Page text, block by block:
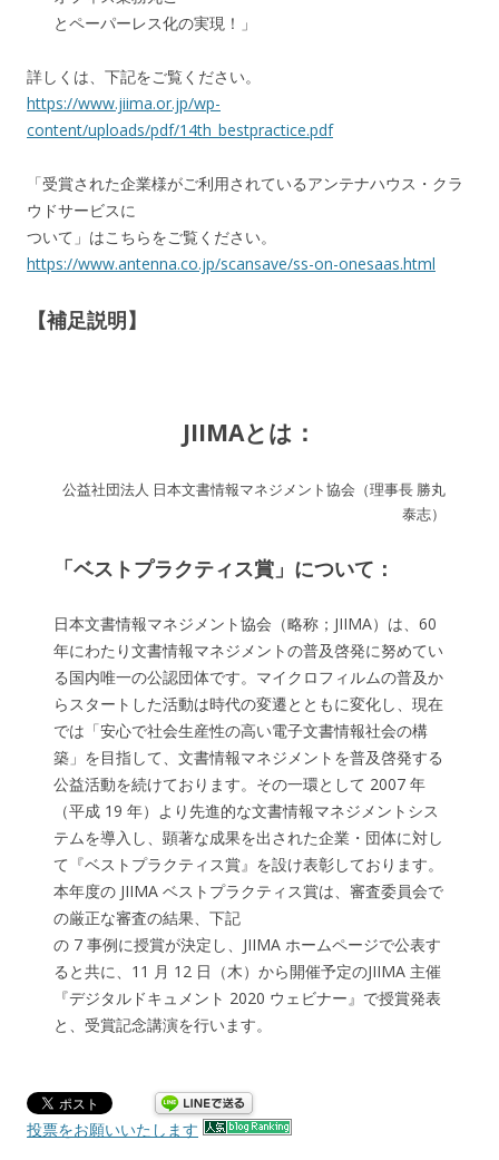
とペーパーレス化の実現！」
詳しくは、下記をご覧ください。
https://www.jiima.or.jp/wp-
content/uploads/pdf/14th_bestpractice.pdf
「受賞された企業様がご利用されているアンテナハウス・クラ
ウドサービスに
ついて」はこちらをご覧ください。
https://www.antenna.co.jp/scansave/ss-on-onesaas.html
【補足説明】
JIIMAとは：
公益社団法人 日本文書情報マネジメント協会（理事長 勝丸
泰志）
「ベストプラクティス賞」について：
日本文書情報マネジメント協会（略称；JIIMA）は、60
年にわたり文書情報マネジメントの普及啓発に努めてい
る国内唯一の公認団体です。マイクロフィルムの普及か
らスタートした活動は時代の変遷とともに変化し、現在
では「安心で社会生産性の高い電子文書情報社会の構
築」を目指して、文書情報マネジメントを普及啓発する
公益活動を続けております。その一環として 2007 年
（平成 19 年）より先進的な文書情報マネジメントシス
テムを導入し、顕著な成果を出された企業・団体に対し
て『ベストプラクティス賞』を設け表彰しております。
本年度の JIIMA ベストプラクティス賞は、審査委員会で
の厳正な審査の結果、下記
の 7 事例に授賞が決定し、JIIMA ホームページで公表す
ると共に、11 月 12 日（木）から開催予定のJIIMA 主催
『デジタルドキュメント 2020 ウェビナー』で授賞発表
と、受賞記念講演を行います。
投票をお願いいたします